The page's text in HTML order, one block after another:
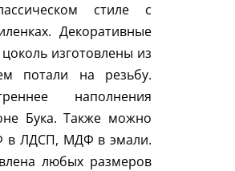
стиле с
Декоративные
изготовлены из
потали на резьбу.
наполнения
Бука. Также можно
в ЛДСП, МДФ в эмали.
любых размеров